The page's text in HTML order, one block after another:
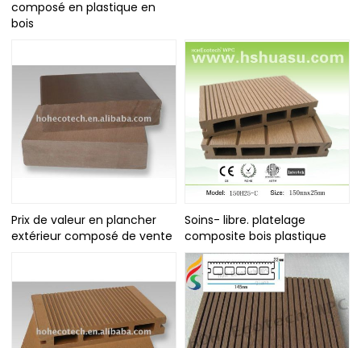
composé en plastique en
bois
Prix de valeur en plancher
extérieur composé de vente
Soins- libre. platelage
composite bois plastique